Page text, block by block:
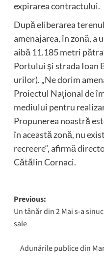
expirarea contractului.
După eliberarea
amenajarea, în zonă, a
aibă 11.185 metri
Portului şi strada Ioan
urilor). „Ne dorim
Proiectul Naţional de
mediului pentru
Propunerea noastră
în această zonă, nu
recreere“, afirmă
Cătălin Cornaci.
Post
navigation
Previous:
Un tânăr din 2 Mai s-a
sale
Adunările publice din